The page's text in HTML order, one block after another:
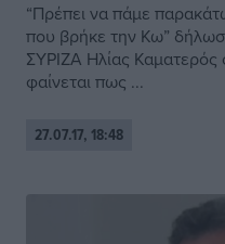
“Πρέπει να πάμε
που βρήκε την Κω”
ΣΥΡΙΖΑ Ηλίας Καματερός
φαίνεται πως ...
27.07.17, 18:48